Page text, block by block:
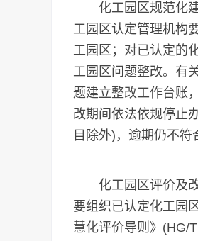
化工园区规范化建
工园区认定管理机构
工园区；对已认定的
工园区问题整改。有
题建立整改工作台账
改期间依法依规停止
目除外)，逾期仍不符
化工园区评价及改
要组织已认定化工园
慧化评价导则》(HG/